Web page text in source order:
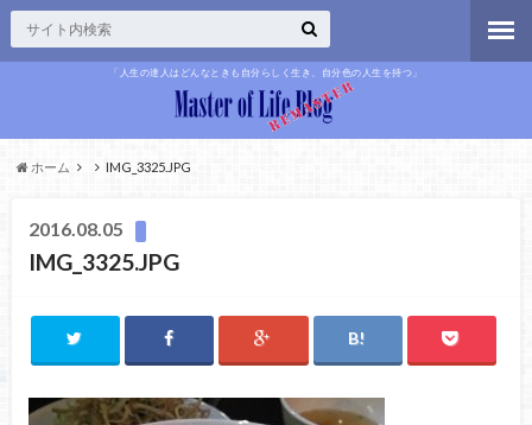
「人生の達人はどんなときも自分らしく生き、自分色の人生を持つ」
ホーム IMG_3325.JPG
2016.08.05
IMG_3325.JPG